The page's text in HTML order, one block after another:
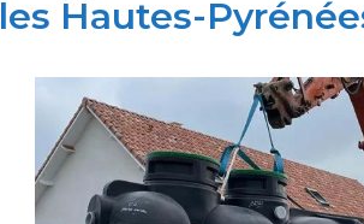
les Hautes-